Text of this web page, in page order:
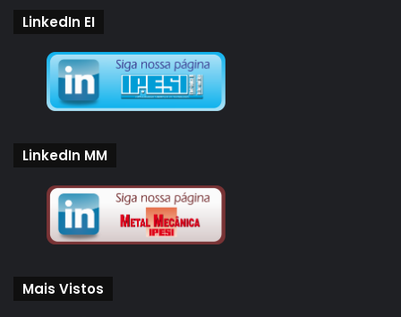
LinkedIn EI
LinkedIn MM
Mais Vistos